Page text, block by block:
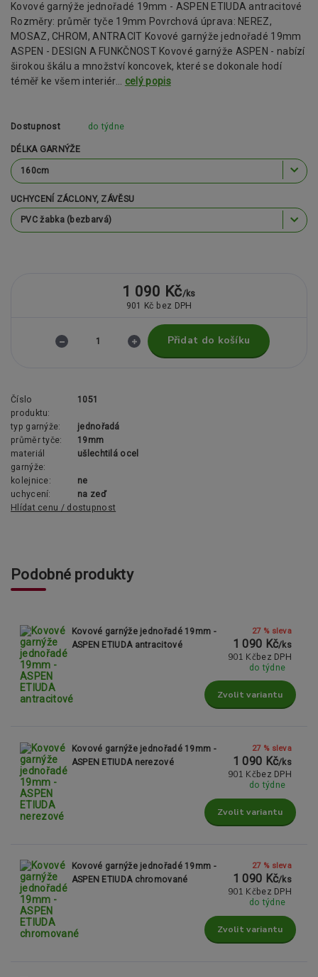
Kovové garnýže jednořadé 19mm - ASPEN ETIUDA antracitové
Rozměry: průměr tyče 19mm Povrchová úprava: NEREZ,
MOSAZ, CHROM, ANTRACIT Kovové garnýže jednořadé 19mm
ASPEN - DESIGN A FUNKČNOST Kovové garnýže ASPEN - nabízí
širokou škálu a množství koncovek, které se dokonale hodí
téměř ke všem interiér... celý popis
Dostupnost do týdne
DÉLKA GARNÝŽE
UCHYCENÍ ZÁCLONY, ZÁVĚSU
1 090 Kč/ks
901 Kč bez DPH
Přidat do košíku
Číslo
produktu:
1051
typ garnýže:
jednořadá
průměr tyče:
19mm
materiál
garnýže:
ušlechtilá ocel
kolejnice:
ne
uchycení:
na zeď
Hlídat cenu / dostupnost
Podobné produkty
Kovové garnýže jednořadé 19mm -
ASPEN ETIUDA antracitové
27 % sleva
1 090 Kč/ks
901 Kč bez DPH
do týdne
Zvolit variantu
Kovové garnýže jednořadé 19mm -
ASPEN ETIUDA nerezové
27 % sleva
1 090 Kč/ks
901 Kč bez DPH
do týdne
Zvolit variantu
Kovové garnýže jednořadé 19mm -
ASPEN ETIUDA chromované
27 % sleva
1 090 Kč/ks
901 Kč bez DPH
do týdne
Zvolit variantu